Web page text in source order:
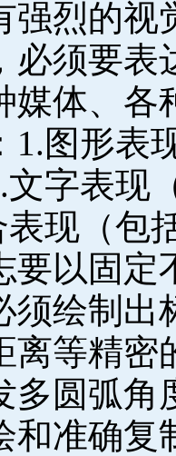
强烈的视
必须要表
媒体、
1.图形表
文字表现
现（包
要以固定
须绘制
离等精密
多圆弧角
和准确复